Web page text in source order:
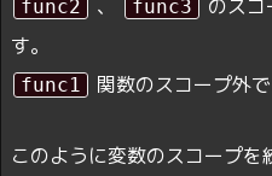
func2 、 func3
のス
す。
func1 関数のスコープ外
このように変数のスコープ